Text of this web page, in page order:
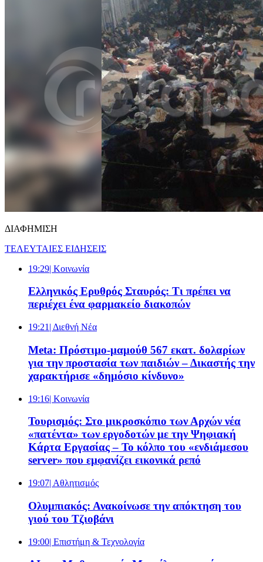
ΔΙΑΦΗΜΙΣΗ
ΤΕΛΕΥΤΑΙΕΣ ΕΙΔΗΣΕΙΣ
19:29| Κοινωνία
Ελληνικός Ερυθρός Σταυρός: Τι πρέπει να
περιέχει ένα φαρμακείο διακοπών
19:21 | Διεθνή Νέα
Meta: Πρόστιμο-μαμούθ 567 εκατ. δολαρίων
για την προστασία των παιδιών – Δικαστής την
χαρακτήρισε «δημόσιο κίνδυνο»
19:16| Κοινωνία
Τουρισμός: Στο μικροσκόπιο των Αρχών νέα
«πατέντα» των εργοδοτών με την Ψηφιακή
Κάρτα Εργασίας – Το κόλπο του «ενδιάμεσου
server» που εμφανίζει εικονικά ρεπό
19:07| Αθλητισμός
Ολυμπιακός: Ανακοίνωσε την απόκτηση του
γιού του Τζιοβάνι
19:00| Επιστήμη & Τεχνολογία